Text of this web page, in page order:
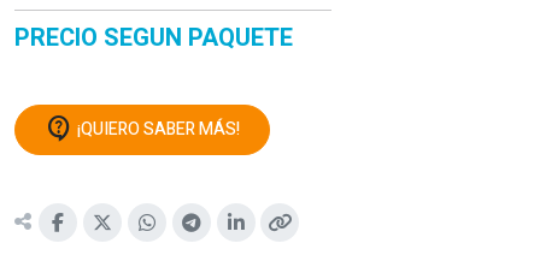
PRECIO SEGUN PAQUETE
contact_support ¡QUIERO SABER MÁS!